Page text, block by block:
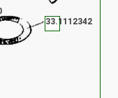
33.1112342